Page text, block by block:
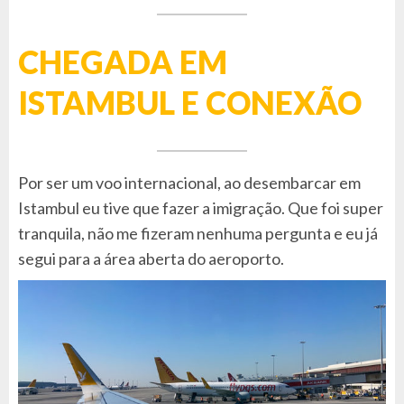
CHEGADA EM
ISTAMBUL E CONEXÃO
Por ser um voo internacional, ao desembarcar em
Istambul eu tive que fazer a imigração. Que foi super
tranquila, não me fizeram nenhuma pergunta e eu já
segui para a área aberta do aeroporto.